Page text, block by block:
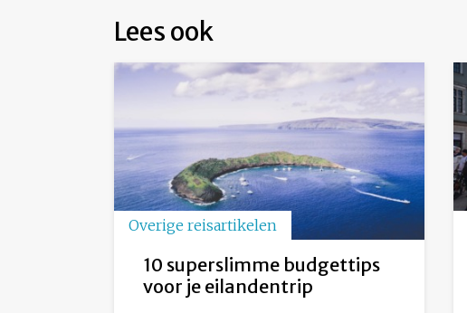
Lees ook
Overige reisartikelen
10 superslimme budgettips
voor je eilandentrip